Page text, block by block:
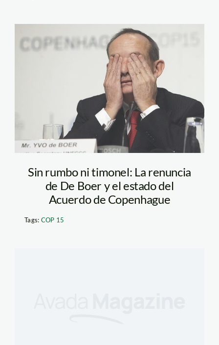
Sin rumbo ni timonel: La renuncia
de De Boer y el estado del
Acuerdo de Copenhague
Tags: COP 15